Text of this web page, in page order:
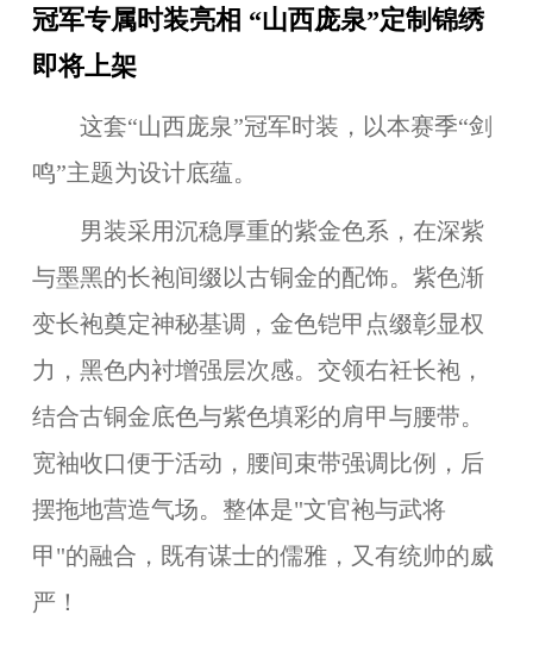
冠军专属时装亮相 “山西庞泉”定制锦绣
即将上架
这套“山西庞泉”冠军时装，以本赛季“剑
鸣”主题为设计底蕴。
男装采用沉稳厚重的紫金色系，在深紫
与墨黑的长袍间缀以古铜金的配饰。紫色渐
变长袍奠定神秘基调，金色铠甲点缀彰显权
力，黑色内衬增强层次感。 交领右衽长袍，
结合古铜金底色与紫色填彩的肩甲与腰带。
宽袖收口便于活动，腰间束带强调比例，后
摆拖地营造气场。整体是"文官袍与武将
甲"的融合，既有谋士的儒雅，又有统帅的威
严！